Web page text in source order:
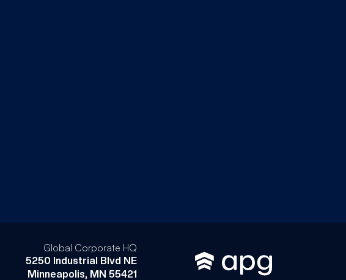
Global Corporate HQ
5250 Industrial Blvd NE
Minneapolis, MN 55421